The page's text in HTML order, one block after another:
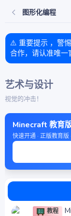
图形化编程
⚠️ 重要提示 ，警
合作，请认准唯一
艺术与设计
视觉的冲击！
Minecraft 教育
快速开通 · 正版教育版
教程